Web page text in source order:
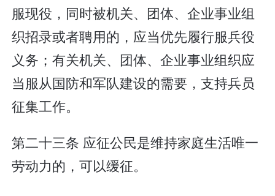
服现役，同时被机关、团体、企业事业组
织招录或者聘用的，应当优先履行服兵役
义务；有关机关、团体、企业事业组织应
当服从国防和军队建设的需要，支持兵员
征集工作。
第二十三条 应征公民是维持家庭生活唯一
劳动力的，可以缓征。